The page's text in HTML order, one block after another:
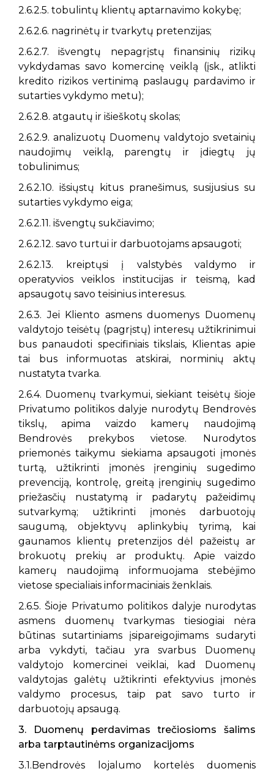
2.6.2.5. tobulintų klientų aptarnavimo kokybę;
2.6.2.6. nagrinėtų ir tvarkytų pretenzijas;
2.6.2.7. išvengtų nepagrįstų finansinių rizikų
vykdydamas savo komercinę veiklą (įsk., atlikti
kredito rizikos vertinimą paslaugų pardavimo ir
sutarties vykdymo metu);
2.6.2.8. atgautų ir išieškotų skolas;
2.6.2.9. analizuotų Duomenų valdytojo svetainių
naudojimų veiklą, parengtų ir įdiegtų jų
tobulinimus;
2.6.2.10. išsiųstų kitus pranešimus, susijusius su
sutarties vykdymo eiga;
2.6.2.11. išvengtų sukčiavimo;
2.6.2.12. savo turtui ir darbuotojams apsaugoti;
2.6.2.13. kreiptųsi į valstybės valdymo ir
operatyvios veiklos institucijas ir teismą, kad
apsaugotų savo teisinius interesus.
2.6.3. Jei Kliento asmens duomenys Duomenų
valdytojo teisėtų (pagrįstų) interesų užtikrinimui
bus panaudoti specifiniais tikslais, Klientas apie
tai bus informuotas atskirai, norminių aktų
nustatyta tvarka.
2.6.4. Duomenų tvarkymui, siekiant teisėtų šioje
Privatumo politikos dalyje nurodytų Bendrovės
tikslų, apima vaizdo kamerų naudojimą
Bendrovės prekybos vietose. Nurodytos
priemonės taikymu siekiama apsaugoti įmonės
turtą, užtikrinti įmonės įrenginių sugedimo
prevenciją, kontrolę, greitą įrenginių sugedimo
priežasčių nustatymą ir padarytų pažeidimų
sutvarkymą; užtikrinti įmonės darbuotojų
saugumą, objektyvų aplinkybių tyrimą, kai
gaunamos klientų pretenzijos dėl pažeistų ar
brokuotų prekių ar produktų. Apie vaizdo
kamerų naudojimą informuojama stebėjimo
vietose specialiais informaciniais ženklais.
2.6.5. Šioje Privatumo politikos dalyje nurodytas
asmens duomenų tvarkymas tiesiogiai nėra
būtinas sutartiniams įsipareigojimams sudaryti
arba vykdyti, tačiau yra svarbus Duomenų
valdytojo komercinei veiklai, kad Duomenų
valdytojas galėtų užtikrinti efektyvius įmonės
valdymo procesus, taip pat savo turto ir
darbuotojų apsaugą.
3. Duomenų perdavimas trečiosioms šalims
arba tarptautinėms organizacijoms
3.1.Bendrovės lojalumo kortelės duomenis